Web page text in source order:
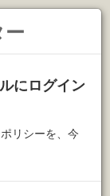
にログイン
リシーを、今